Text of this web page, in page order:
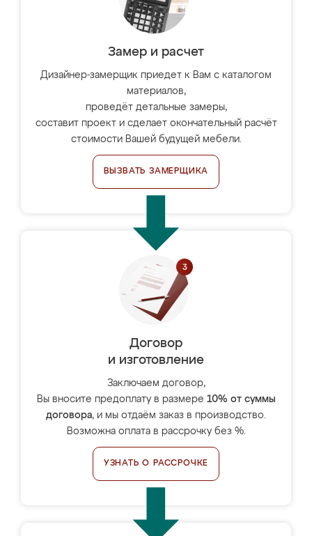
Замер и расчет
Дизайнер-замерщик приедет к Вам с каталогом
материалов,
проведёт детальные замеры,
составит проект и сделает окончательный расчёт
стоимости Вашей будущей мебели.
ВЫЗВАТЬ ЗАМЕРЩИКА
Договор
и изготовление
Заключаем договор,
Вы вносите предоплату в размере 10% от суммы
договора, и мы отдаём заказ в производство.
Возможна оплата в рассрочку без %.
УЗНАТЬ О РАССРОЧКЕ